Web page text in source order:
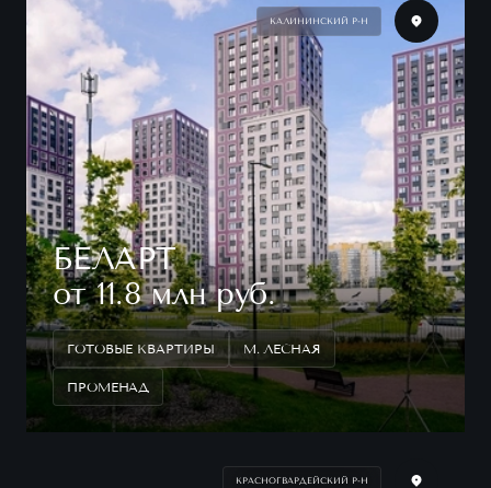
КАЛИНИНСКИЙ Р-Н
БЕЛАРТ
от 11.8 млн руб.
ГОТОВЫЕ КВАРТИРЫ М. ЛЕСНАЯ
ПРОМЕНАД
КРАСНОГВАРДЕЙСКИЙ Р-Н